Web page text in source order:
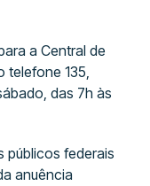
a Central de
telefone 135,
das 7h às
públicos federais
anuência